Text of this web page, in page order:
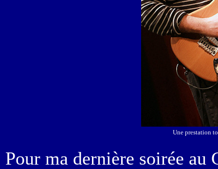
Une prestation
Pour ma dernière soirée au